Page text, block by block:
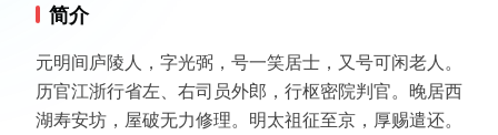
简介
元明间庐陵人，字光弼，号一笑居士，又号可闲老人。
历官江浙行省左、右司员外郎，行枢密院判官。晚居西
湖寿安坊，屋破无力修理。明太祖征至京，厚赐遣还。